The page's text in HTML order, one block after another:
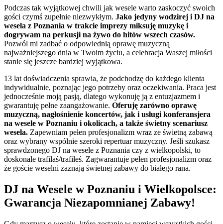
Podczas tak wyjątkowej chwili jak wesele warto zaskoczyć swoich
gości czymś zupełnie niezwykłym. Jako jedyny wodzirej i DJ na
wesela z Poznania w trakcie imprezy miksuję muzykę i
dogrywam na perkusji na żywo do hitów wszech czasów.
Pozwól mi zadbać o odpowiednią oprawę muzyczną
najważniejszego dnia w Twoim życiu, a celebracja Waszej miłości
stanie się jeszcze bardziej wyjątkowa.
13 lat doświadczenia sprawia, że podchodzę do każdego klienta
indywidualnie, poznając jego potrzeby oraz oczekiwania. Praca jest
jednocześnie moją pasją, dlatego wykonuję ją z entuzjazmem i
gwarantuję pełne zaangażowanie. Oferuję zarówno oprawę
muzyczną, nagłośnienie koncertów, jak i usługi konferansjera
na wesele w Poznaniu i okolicach, a także świetny scenariusz
wesela. Zapewniam pełen profesjonalizm wraz ze świetną zabawą
oraz wybrany wspólnie szeroki repertuar muzyczny. Jeśli szukasz
sprawdzonego DJ na wesele z Poznania czy z wielkopolski, to
doskonale trafiłaś/trafiłeś. Zagwarantuje pełen profesjonalizm oraz
że goście weselni zaznają świetnej zabawy do białego rana.
DJ na Wesele w Poznaniu i Wielkopolsce:
Gwarancja Niezapomnianej Zabawy!